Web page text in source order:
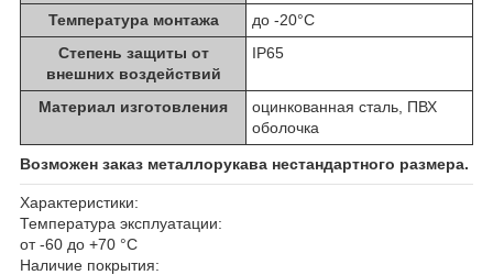
Температура монтажа
до -20°C
Степень защиты от
внешних воздействий
IP65
Материал изготовления
оцинкованная сталь, ПВХ
оболочка
Возможен заказ металлорукава нестандартного размера.
Характеристики:
Температура эксплуатации:
от -60 до +70 °С
Наличие покрытия: